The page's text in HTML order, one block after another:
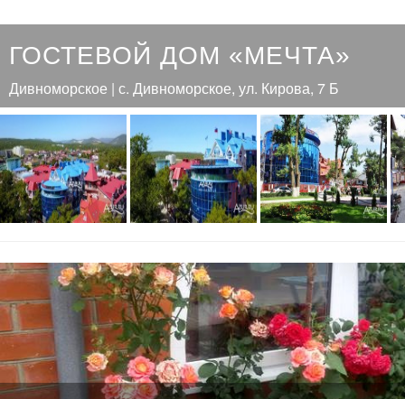
ГОСТЕВОЙ ДОМ «МЕЧТА»
Дивноморское | с. Дивноморское, ул. Кирова, 7 Б